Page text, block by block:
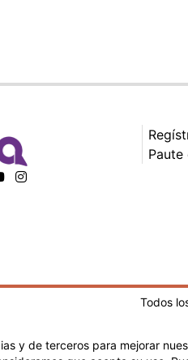
Todos
y de terceros para mejorar